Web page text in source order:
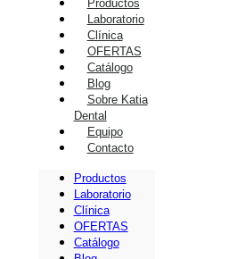
Productos
Laboratorio
Clínica
OFERTAS
Catálogo
Blog
Sobre Katia
Dental
Equipo
Contacto
Productos
Laboratorio
Clínica
OFERTAS
Catálogo